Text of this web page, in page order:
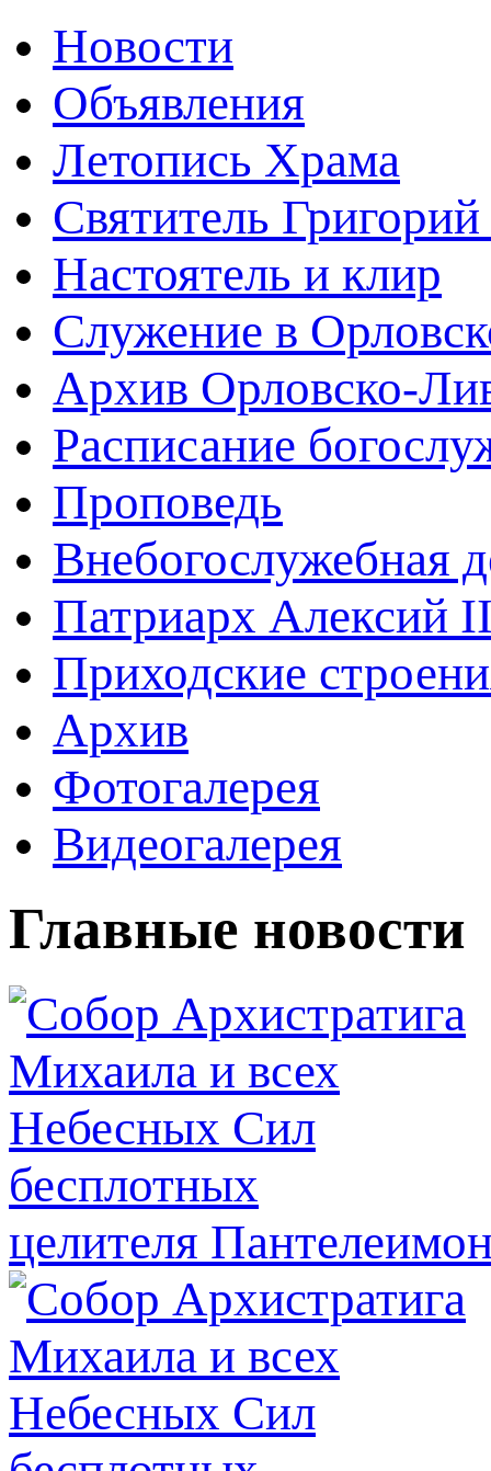
Новости
Объявления
Летопись Храма
Святитель
Настоятель и клир
Служение в
Архив Орловско-
Расписание
Проповедь
Внебогослужебная
Патриарх Алексий
Приходские
Архив
Фотогалерея
Видеогалерея
Главные новости
целителя